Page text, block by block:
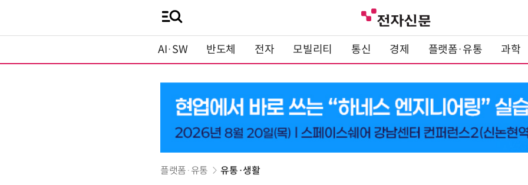
AI·SW 반도체 전자 모빌리티 통신 경제 플랫폼·유통 과학
플랫폼·유통 유통·생활